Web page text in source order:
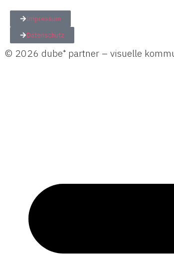
Impressum
Datenschutz
© 2026 dube⁺ partner – visuelle